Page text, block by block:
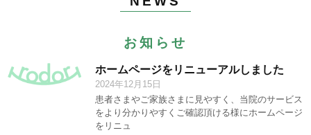
お知らせ
ホームページをリニューアルしました
2024年12月15日
患者さまやご家族さまに見やすく、当院のサービス
をより分かりやすくご確認頂ける様にホームページ
をリニュ